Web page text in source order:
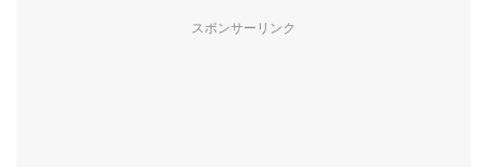
スポンサーリンク